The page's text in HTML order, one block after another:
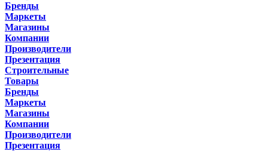
Бренды
Маркеты
Магазины
Компании
Производители
Презентация
Строительные
Товары
Бренды
Маркеты
Магазины
Компании
Производители
Презентация